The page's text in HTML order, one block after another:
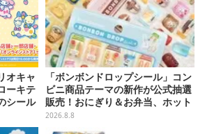
オキャ
ーキテ
シール
ど雑
「ボンボンドロップシール」コン
ビニ商品テーマの新作が公式抽選
販売！おにぎり＆お弁当、ホット
スナックなど4種セット
2026.8.8